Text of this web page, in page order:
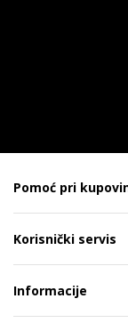
Pomoć pri
Korisnički servis
Informacije